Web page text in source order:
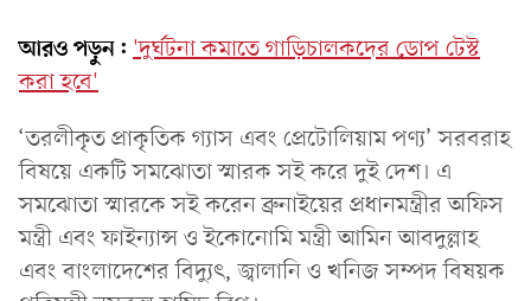
আরও পড়ুন: 'দুর্ঘটনা কমাতে গাড়িচালকদের ডোপ টেস্ট
করা হবে'
‘তরলীকৃত প্রাকৃতিক গ্যাস এবং প্রেটোলিয়াম পণ্য’ সরবরাহ
বিষয়ে একটি সমঝোতা স্মারক সই করে দুই দেশ। এ
সমঝোতা স্মারকে সই করেন ব্রুনাইয়ের প্রধানমন্ত্রীর অফিস
মন্ত্রী এবং ফাইন্যান্স ও ইকোনোমি মন্ত্রী আমিন আবদুল্লাহ
এবং বাংলাদেশের বিদ্যুৎ, জ্বালানি ও খনিজ সম্পদ বিষয়ক